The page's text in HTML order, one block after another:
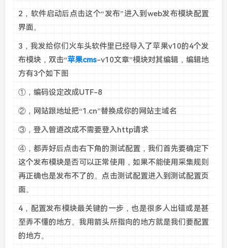
2，软件启动后点击这个“发布”进入到web发布模块配置
界面。
3，我发给你们火车头软件里已经导入了苹果v10的4个发
布模块，双击“苹果cms-v10文章”模块对其编辑，编辑地
方有3个如下图
①，编码设定改成UTF-8
②，网站跟地址把“1.cn”替换成你的网站主域名
③，登入管道改成不需要登入http请求
④，都弄好后点击右下角的测试配置，我们首先要确定下
这个发布模块是否可以正常使用，如果不能使用采集规则
再正确也是发布不了的。点击测试配置进入到测试配置页
面。
4，配置发布模块最关键的一步，也是很多人出错或是甚
至弄不懂的地方。我用箭头所指向的地方就是我们要配置
的地方。